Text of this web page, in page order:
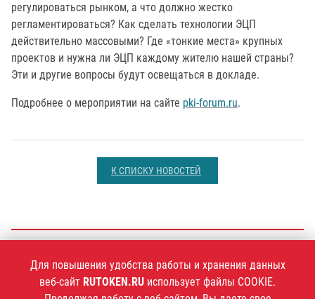
регулироваться рынком, а что должно жестко
регламентироваться? Как сделать технологии ЭЦП
действительно массовыми? Где «тонкие места» крупных
проектов и нужна ли ЭЦП каждому жителю нашей страны?
Эти и другие вопросы будут освещаться в докладе.
Подробнее о мероприятии на сайте pki-forum.ru.
К СПИСКУ НОВОСТЕЙ
+7 (495)925-77-90
Для повышения удобства работы и хранения данных
веб-сайт RUTOKEN.RU использует файлы COOKIE.